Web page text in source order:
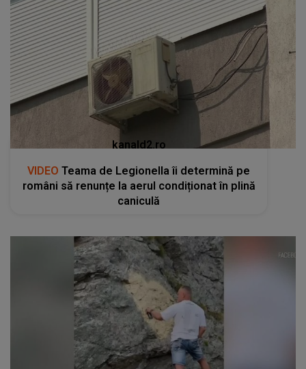
kanald2.ro
VIDEO Teama de Legionella îi determină pe
români să renunțe la aerul condiționat în plină
caniculă